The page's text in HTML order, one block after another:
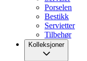
Porselen
Bestikk
Servietter
Tilbehør
Kolleksjoner